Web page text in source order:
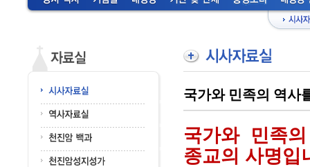
국가와 민족의 역사
국가와 민족
종교의 사명입